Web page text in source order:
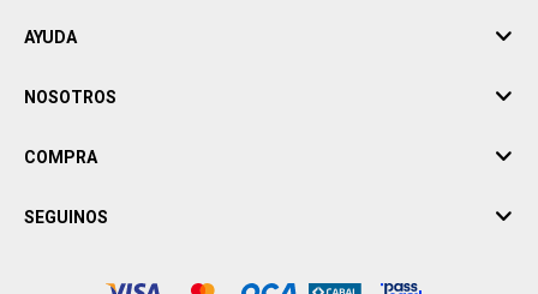
AYUDA
NOSOTROS
COMPRA
SEGUINOS